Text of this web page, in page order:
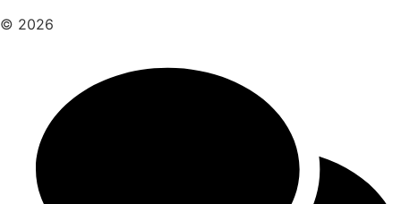
© 2026